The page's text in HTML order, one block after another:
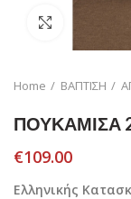
Click to
Home ΒΑΠΤΙΣΗ
ΠΟΥΚΑΜΙΣΑ
€109.00
Ελληνικής